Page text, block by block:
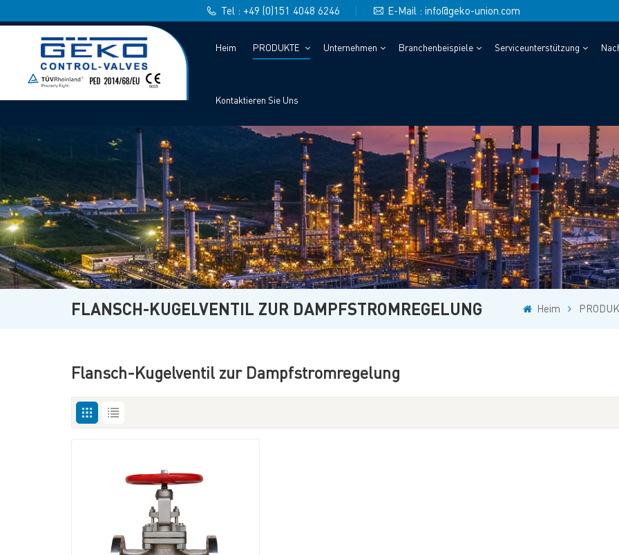
Tel : +49 (0)151 4048 6246 E-Mail : info@geko-union.com
Heim PRODUKTE Unternehmen Branchenbeispiele Serviceunterstützung
Kontaktieren Sie Uns
FLANSCH-KUGELVENTIL ZUR DAMPFSTROMREGELUNG Heim
Flansch-Kugelventil zur Dampfstromregelung